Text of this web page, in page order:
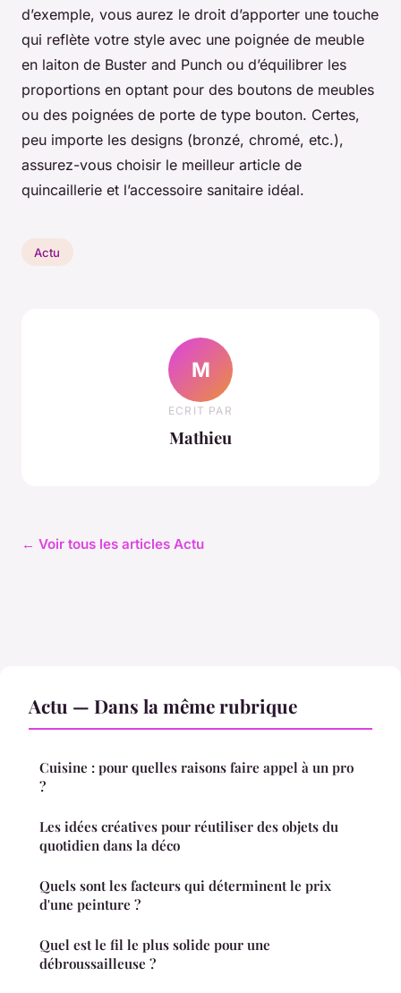
d’exemple, vous aurez le droit d’apporter une touche
qui reflète votre style avec une poignée de meuble
en laiton de Buster and Punch ou d’équilibrer les
proportions en optant pour des boutons de meubles
ou des poignées de porte de type bouton. Certes,
peu importe les designs (bronzé, chromé, etc.),
assurez-vous choisir le meilleur article de
quincaillerie et l’accessoire sanitaire idéal.
Actu
M
ECRIT PAR
Mathieu
← Voir tous les articles Actu
Actu — Dans la même rubrique
Cuisine : pour quelles raisons faire appel à un pro
?
Les idées créatives pour réutiliser des objets du
quotidien dans la déco
Quels sont les facteurs qui déterminent le prix
d'une peinture ?
Quel est le fil le plus solide pour une
débroussailleuse ?